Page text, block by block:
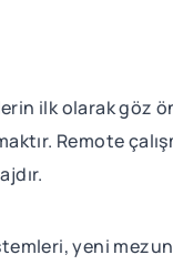
ilk olarak göz
Remote
yeni